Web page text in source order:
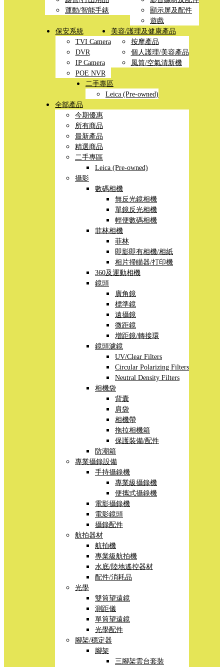
運動/智能手錶
顯示屏及配件
遊戲
保安系統
TVI Camera
DVR
IP Camera
POE NVR
美容/護理及健康產品
按摩產品
個人護理/美容產品
風筒/空氣清新機
二手專區
Leica (Pre-owned)
全部產品
今期優惠
所有商品
最新產品
精選商品
二手專區
Leica (Pre-owned)
攝影
數碼相機
無反光鏡相機
單鏡反光相機
輕便數碼相機
菲林相機
菲林
即影即有相機/相紙
相片掃瞄器/打印機
360及運動相機
鏡頭
廣角鏡
標準鏡
遠攝鏡
微距鏡
增距鏡/轉接環
鏡頭濾鏡
UV/Clear Filters
Circular Polarizing Filters
Neutral Density Filters
相機袋
背囊
肩袋
相機帶
拖拉相機箱
保護裝備/配件
防潮箱
專業攝錄設備
手持攝錄機
專業級攝錄機
便攜式攝錄機
電影攝錄機
電影鏡頭
攝錄配件
航拍器材
航拍機
專業級航拍機
水底/陸地遙控器材
配件/消耗品
光學
雙筒望遠鏡
測距儀
單筒望遠鏡
光學配件
腳架/穩定器
腳架
三腳架雲台套裝